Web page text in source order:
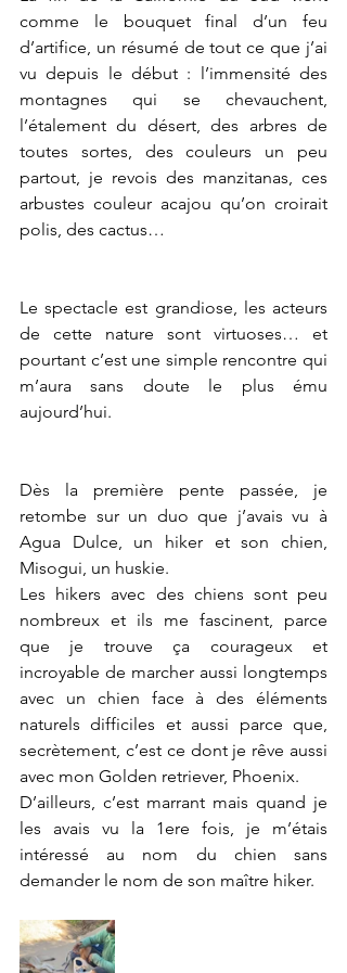
comme le bouquet final d’un feu
d’artifice, un résumé de tout ce que j’ai
vu depuis le début : l’immensité des
montagnes qui se chevauchent,
l’étalement du désert, des arbres de
toutes sortes, des couleurs un peu
partout, je revois des manzitanas, ces
arbustes couleur acajou qu’on croirait
polis, des cactus…
Le spectacle est grandiose, les acteurs
de cette nature sont virtuoses… et
pourtant c’est une simple rencontre qui
m’aura sans doute le plus ému
aujourd’hui.
Dès la première pente passée, je
retombe sur un duo que j’avais vu à
Agua Dulce, un hiker et son chien,
Misogui, un huskie.
Les hikers avec des chiens sont peu
nombreux et ils me fascinent, parce
que je trouve ça courageux et
incroyable de marcher aussi longtemps
avec un chien face à des éléments
naturels difficiles et aussi parce que,
secrètement, c’est ce dont je rêve aussi
avec mon Golden retriever, Phoenix.
D’ailleurs, c’est marrant mais quand je
les avais vu la 1ere fois, je m’étais
intéressé au nom du chien sans
demander le nom de son maître hiker.